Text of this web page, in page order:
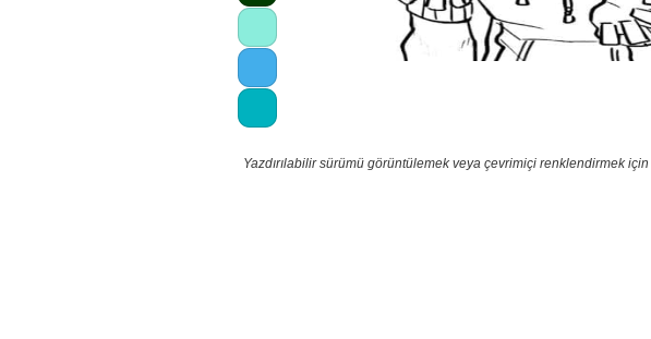
Yazdırılabilir sürümü görüntülemek veya çevrimiçi renklendirmek için